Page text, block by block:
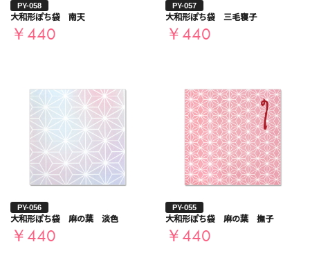
PY-058
大和形ぽち袋 南天
￥440
PY-057
大和形ぽち袋 三毛寝子
￥440
PY-056
大和形ぽち袋 麻の葉 淡色
￥440
PY-055
大和形ぽち袋 麻の葉 撫子
￥440